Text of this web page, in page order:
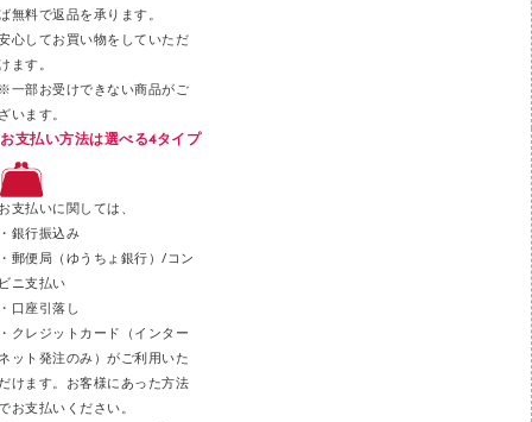
テープカッター
その他文具
セロハンテープ
スティックのり
クリップ
カッター
無料で返品を承ります。
心してお買い物をしていただ
ます。
一部お受けできない商品がご
います。
お支払い方法は選べる4タイプ
支払いに関しては、
銀行振込み
郵便局（ゆうちょ銀行）/コン
ニ支払い
口座引落し
クレジットカード（インター
ット発注のみ）がご利用いた
けます。お客様にあった方法
お支払いください。